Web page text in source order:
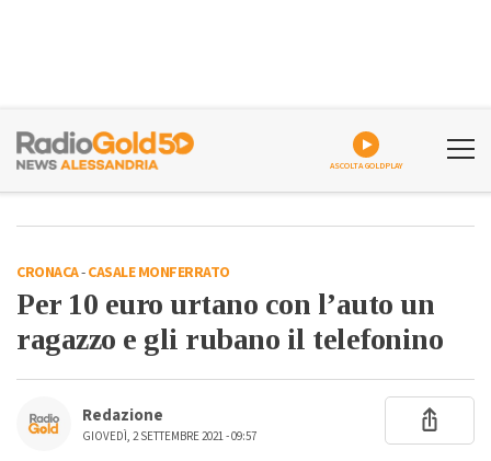
ASCOLTA GOLDPLAY
CRONACA-CASALE MONFERRATO
Per 10 euro urtano con l’auto un
ragazzo e gli rubano il telefonino
Redazione
GIOVEDÌ, 2 SETTEMBRE 2021 - 09:57